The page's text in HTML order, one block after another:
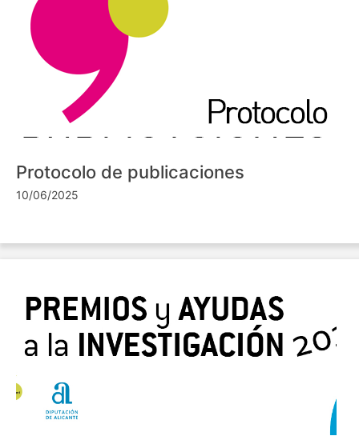
Protocolo de publicaciones
10/06/2025